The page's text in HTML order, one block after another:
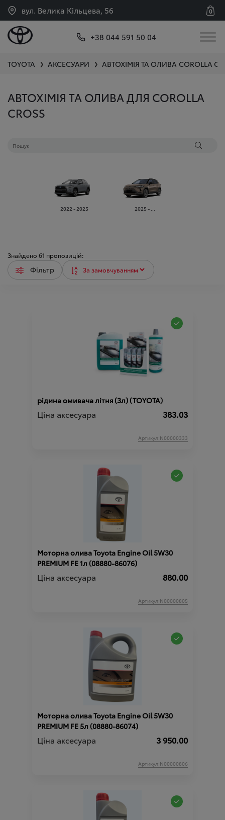
вул. Велика Кільцева, 56 0
+38 044 591 50 04
TOYOTA ❯ АКСЕСУАРИ ❯ АВТОХІМІЯ ТА ОЛИВА COROLLA
АВТОХІМІЯ ТА ОЛИВА ДЛЯ COROLLA
CROSS
2022 - 2025 2025 - ...
Знайдено 61 пропозицій:
Фільтр
рідина омивача літня (3л) (TOYOTA)
Ціна аксесуара 383.03
Артикул:N00000333
Моторна олива Toyota Engine Oil 5W30
PREMIUM FE 1л (08880-86076)
Ціна аксесуара 880.00
Артикул:N00000805
Моторна олива Toyota Engine Oil 5W30
PREMIUM FE 5л (08880-86074)
Ціна аксесуара 3 950.00
Артикул:N00000806